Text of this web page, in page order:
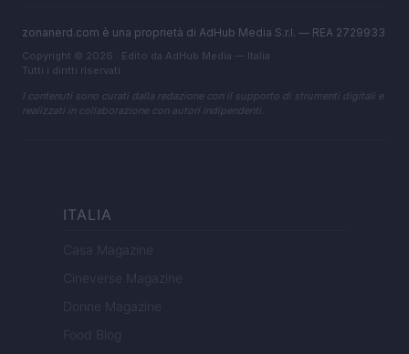
zonanerd.com è una proprietà di AdHub Media S.r.l. — REA 2729933
Copyright © 2026 · Edito da AdHub Media — Italia
Tutti i diritti riservati
I contenuti sono curati dalla redazione con il supporto di strumenti digitali e
realizzati in collaborazione con autori indipendenti.
ITALIA
Casa Magazine
Cineverse Magazine
Donne Magazine
Food Blog